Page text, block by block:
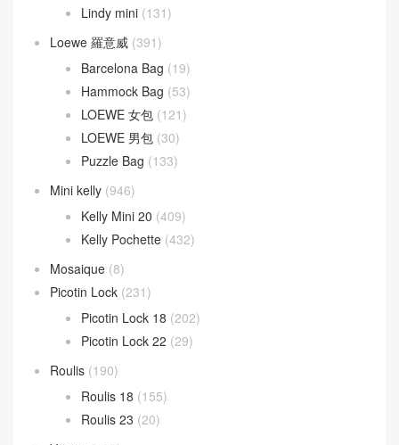
Lindy mini (131)
Loewe 羅意威 (391)
Barcelona Bag (19)
Hammock Bag (53)
LOEWE 女包 (121)
LOEWE 男包 (30)
Puzzle Bag (133)
Mini kelly (946)
Kelly Mini 20 (409)
Kelly Pochette (432)
Mosaique (8)
Picotin Lock (231)
Picotin Lock 18 (202)
Picotin Lock 22 (29)
Roulis (190)
Roulis 18 (155)
Roulis 23 (20)